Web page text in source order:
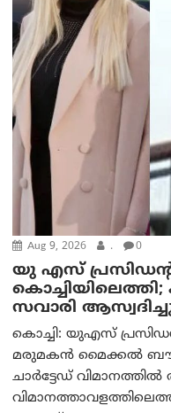
Aug 9, 2026 . 0
യു എസ് പ്രസിഡന്റ്
സവാരി
കൊച്ചി: യുഎസ്
മരുമകൻ മൈക്കൽ
ചാർട്ടേഡ് വിമാനത്തിൽ